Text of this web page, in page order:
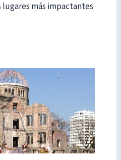
lugares más impactantes